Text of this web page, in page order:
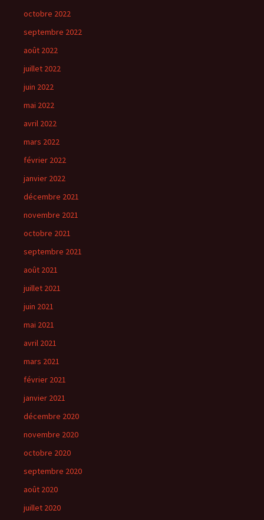
octobre 2022
septembre 2022
août 2022
juillet 2022
juin 2022
mai 2022
avril 2022
mars 2022
février 2022
janvier 2022
décembre 2021
novembre 2021
octobre 2021
septembre 2021
août 2021
juillet 2021
juin 2021
mai 2021
avril 2021
mars 2021
février 2021
janvier 2021
décembre 2020
novembre 2020
octobre 2020
septembre 2020
août 2020
juillet 2020